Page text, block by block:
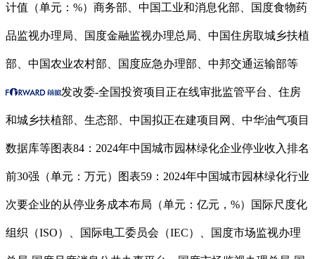
计值（单元：%）商务部、中国工业和消息化部、国度食物药
品监视办理局、国度金融监视办理总局、中国住房取城乡扶植
部、中国农业农村部、国度应急办理部、中邦交通运输部等
发改委-全国投资项目正在线审批监管平台、住房
和城乡扶植部、生态部、中国拟正在建项目网、中华油气项目
数据库等图表84：2024年中国城市园林绿化企业停业收入排名
前30强（单元：万元）图表59：2024年中国城市园林绿化行业
次要企业的从停业务成本布局（单元：亿元，%）国际尺度化
组织（ISO）、国际电工委员会（IEC）、国度市场监视办理